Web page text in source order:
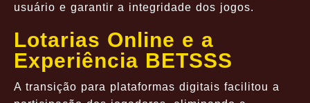
usuário e garantir a integridade dos jogos.
Lotarias Online e a
Experiência BETSSS
A transição para plataformas digitais facilitou a